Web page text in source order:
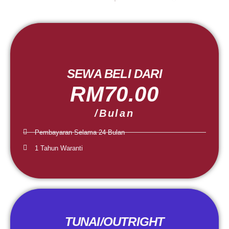
SEWA BELI DARI
RM70.00
/Bulan
Pembayaran Selama 24 Bulan
1 Tahun Waranti
TUNAI/OUTRIGHT